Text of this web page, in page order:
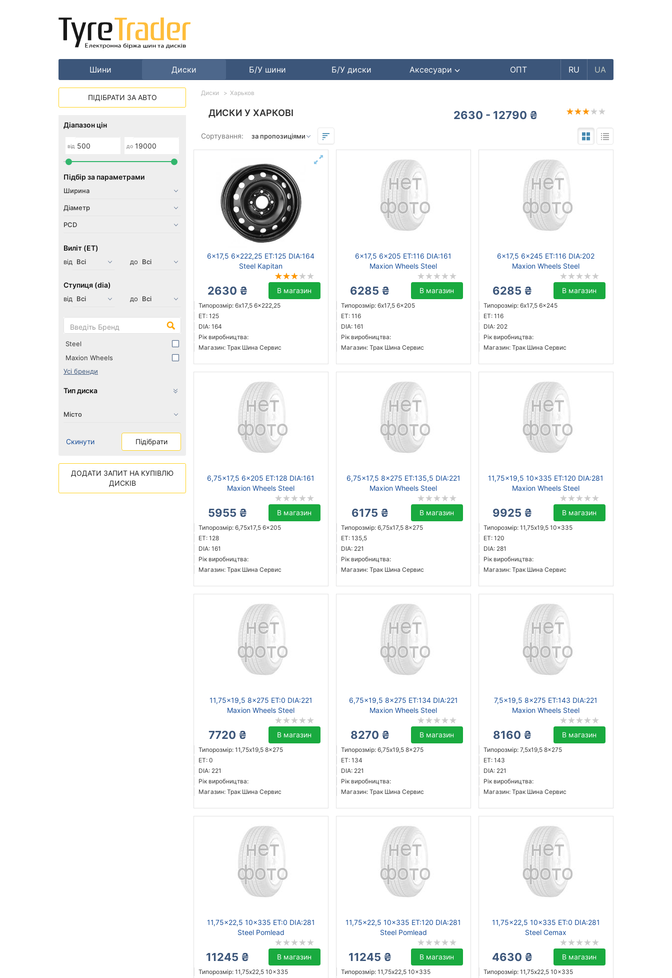
Шини Диски Б/У шини Б/У диски Аксесуари ОПТ RU UA
ДИСКИ У ХАРКОВІ 2630 - 12790 ₴
Сортування:
6x17,5 6x222,25 ET:125 DIA:164
Steel Kapitan
2630 ₴ В магазин
Типорозмір: 6x17,5 6x222,25
ET: 125
DIA: 164
Рік виробництва:
Магазин: Трак Шина Сервис
6x17,5 6x205 ET:116 DIA:161
Maxion Wheels Steel
6285 ₴ В магазин
Типорозмір: 6x17,5 6x205
ET: 116
DIA: 161
Рік виробництва:
Магазин: Трак Шина Сервис
6x17,5 6x245 ET:116 DIA:202
Maxion Wheels Steel
6285 ₴ В магазин
Типорозмір: 6x17,5 6x245
ET: 116
DIA: 202
Рік виробництва:
Магазин: Трак Шина Сервис
6,75x17,5 6x205 ET:128 DIA:161
Maxion Wheels Steel
5955 ₴ В магазин
Типорозмір: 6,75x17,5 6x205
ET: 128
DIA: 161
Рік виробництва:
Магазин: Трак Шина Сервис
6,75x17,5 8x275 ET:135,5 DIA:221
Maxion Wheels Steel
6175 ₴ В магазин
Типорозмір: 6,75x17,5 8x275
ET: 135,5
DIA: 221
Рік виробництва:
Магазин: Трак Шина Сервис
11,75x19,5 10x335 ET:120 DIA:281
Maxion Wheels Steel
9925 ₴ В магазин
Типорозмір: 11,75x19,5 10x335
ET: 120
DIA: 281
Рік виробництва:
Магазин: Трак Шина Сервис
11,75x19,5 8x275 ET:0 DIA:221
Maxion Wheels Steel
7720 ₴ В магазин
Типорозмір: 11,75x19,5 8x275
ET: 0
DIA: 221
Рік виробництва:
Магазин: Трак Шина Сервис
6,75x19,5 8x275 ET:134 DIA:221
Maxion Wheels Steel
8270 ₴ В магазин
Типорозмір: 6,75x19,5 8x275
ET: 134
DIA: 221
Рік виробництва:
Магазин: Трак Шина Сервис
7,5x19,5 8x275 ET:143 DIA:221
Maxion Wheels Steel
8160 ₴ В магазин
Типорозмір: 7,5x19,5 8x275
ET: 143
DIA: 221
Рік виробництва:
Магазин: Трак Шина Сервис
11,75x22,5 10x335 ET:0 DIA:281
Steel Pomlead
11245 ₴ В магазин
Типорозмір: 11,75x22,5 10x335
11,75x22,5 10x335 ET:120 DIA:281
Steel Pomlead
11245 ₴ В магазин
Типорозмір: 11,75x22,5 10x335
11,75x22,5 10x335 ET:0 DIA:281
Steel Cemax
4630 ₴ В магазин
Типорозмір: 11,75x22,5 10x335
Диски Харьков
ПІДІБРАТИ ЗА АВТО
Діапазон цін
від до
Підбір за параметрами
Виліт (ET)
від до
Ступиця (dia)
від до
Steel
Maxion Wheels
Усі бренди
Тип диска
Скинути Підібрати
ДОДАТИ ЗАПИТ НА КУПІВЛЮ
ДИСКІВ